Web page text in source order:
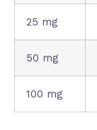
25 mg
50 mg
100 mg